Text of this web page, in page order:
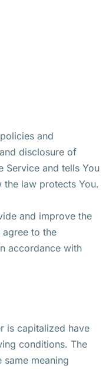
and
disclosure of
Service and tells You
law protects You.
and improve the
agree to the
accordance with
is capitalized have
conditions. The
meaning